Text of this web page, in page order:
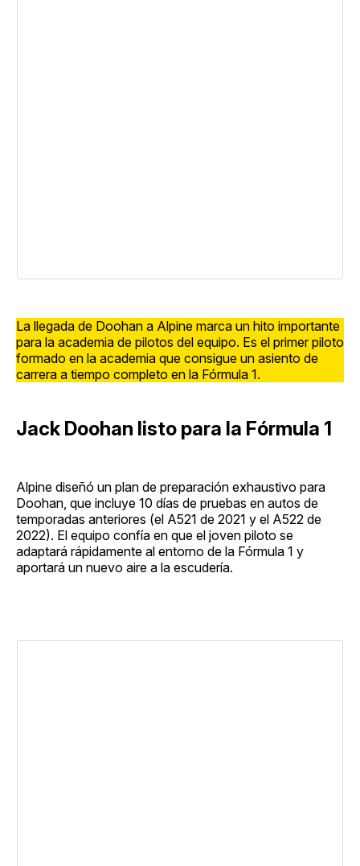
La llegada de Doohan a Alpine marca un hito importante
para la academia de pilotos del equipo. Es el primer piloto
formado en la academia que consigue un asiento de
carrera a tiempo completo en la Fórmula 1.
Jack Doohan listo para la Fórmula 1
Alpine diseñó un plan de preparación exhaustivo para
Doohan, que incluye 10 días de pruebas en autos de
temporadas anteriores (el A521 de 2021 y el A522 de
2022). El equipo confía en que el joven piloto se
adaptará rápidamente al entorno de la Fórmula 1 y
aportará un nuevo aire a la escudería.